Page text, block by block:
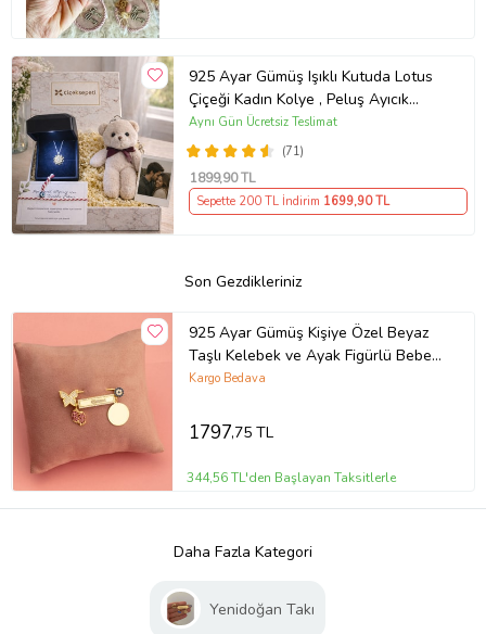
925 Ayar Gümüş Işıklı Kutuda Lotus
Çiçeği Kadın Kolye , Peluş Ayıcık
Anahtarlık Marteniçka Bileklik,
Polaroid Fotoğraf Hediye
(71)
Aynı Gün Ücretsiz Teslimat
1899,90 TL
Sepette 200 TL İndirim 1699,90 TL
Son Gezdikleriniz
925 Ayar Gümüş Kişiye Özel Beyaz
Taşlı Kelebek ve Ayak Figürlü Bebek
Hediyelik İğne
Kargo Bedava
1797,75 TL
344,56 TL'den Başlayan Taksitlerle
Daha Fazla Kategori
Yenidoğan Takı